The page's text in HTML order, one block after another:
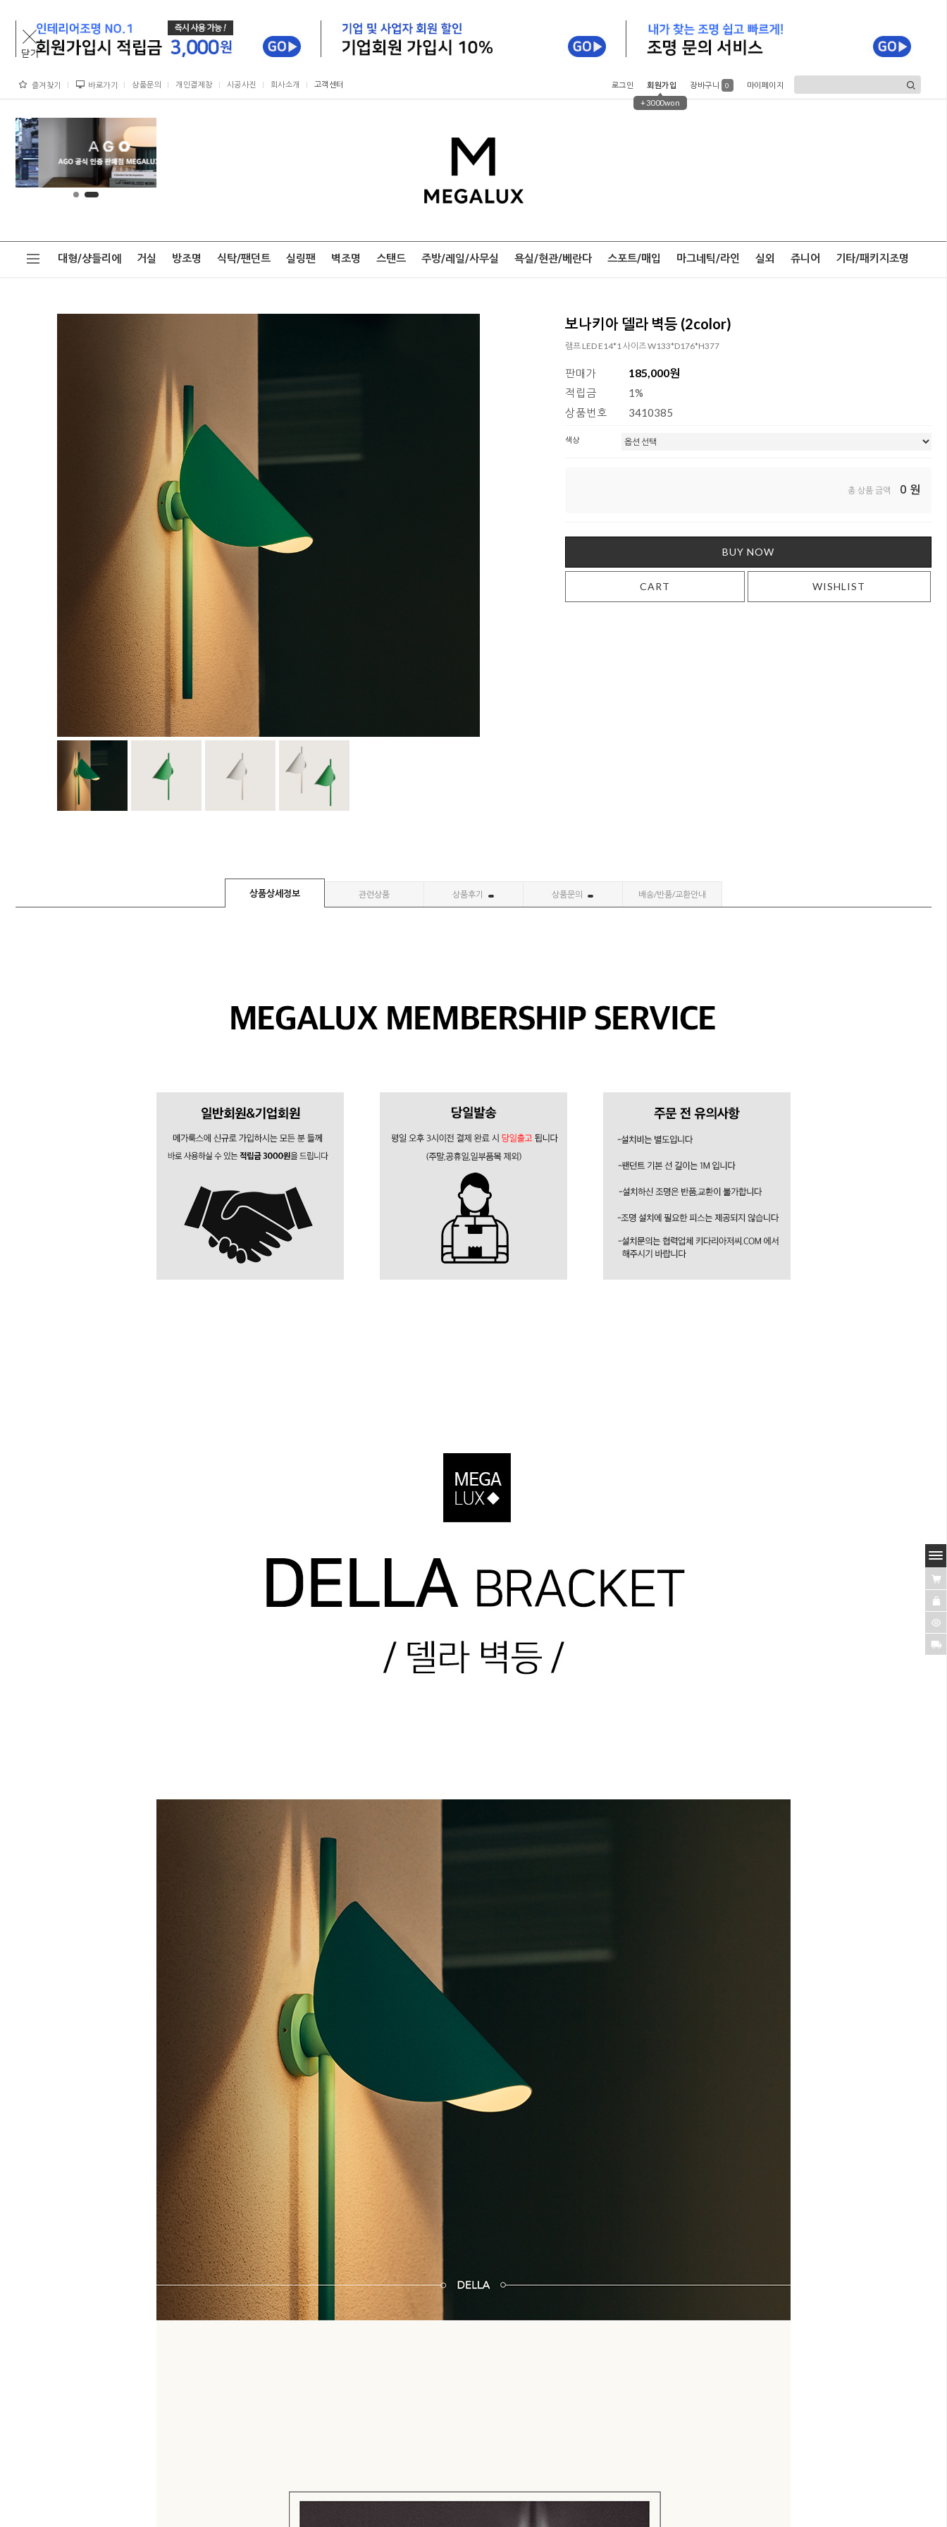
즐겨찾기 바로가기 상품문의 개인결제창 시공사진 회사소개 고객센터 로그인
회원가입
+3000won
장바구니 0 마이페이지
대형/샹들리에 거실 방조명 식탁/팬던트 실링팬 벽조명 스탠드 주방/레일/사무실 욕실/현관/베란다 스포트/매입 마그네틱/라인 실외 쥬니어 기타/패키지조명
보나키아 델라 벽등 (2color)
램프 LED E14*1 사이즈 W133*D176*H377
판매가 185,000원
적립금
1%
상품번호
3410385
색상
총 상품 금액 0 원
BUY NOW
CART WISHLIST
상품상세정보 관련상품 상품후기 상품문의 배송/반품/교환안내